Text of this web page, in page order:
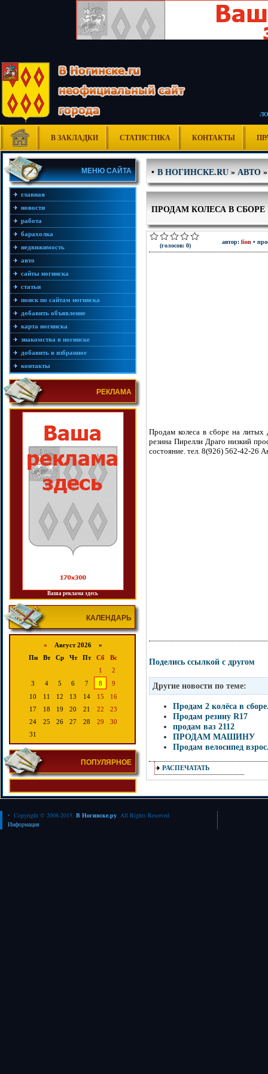
В ЗАКЛАДКИ СТАТИСТИКА КОНТАКТЫ
МЕНЮ САЙТА
главная
новости
работа
барахолка
недвижимость
авто
сайты ногинска
статьи
поиск по сайтам ногинска
добавить объявление
карта ногинска
знакомства в ногинске
добавить в избранное
контакты
РЕКЛАМА
Ваша реклама здесь
КАЛЕНДАРЬ
« Август 2026 »
Пн
Вт Ср Чт Пт Сб
Вс
1
2
3
4 5 6 7 8
9
10
11 12 13 14 15
16
17
18 19 20 21 22
23
24
25 26 27 28 29
30
31
ПОПУЛЯРНОЕ
•В НОГИНСКЕ.RU»АВТО
ПРОДАМ КОЛЕСА В СБОРЕ
(голосов: 0)
автор: lion •
Продам колеса в сборе на
резина Пирелли Драго низкий
состояние. тел. 8(926) 562-42-26
Поделись ссылкой с другом
Другие новости по теме:
Продам 2 колёса в
Продам резину R17
продам ваз 2112
ПРОДАМ МАШИНУ
Продам велосипед
РАСПЕЧАТАТЬ
• Copyright © 2008-2015. В Ногинске.ру. All Rights Reserved
Информация